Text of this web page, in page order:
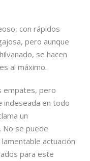
con rápidos
pero aunque
se hacen
al máximo.
empates, pero
indeseada en todo
un
se puede
actuación
para este